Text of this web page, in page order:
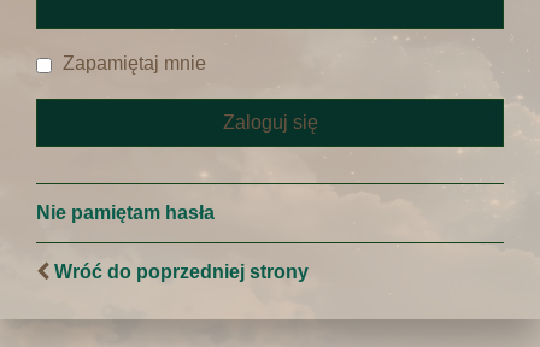
Zapamiętaj mnie
Nie pamiętam hasła
Wróć do poprzedniej strony